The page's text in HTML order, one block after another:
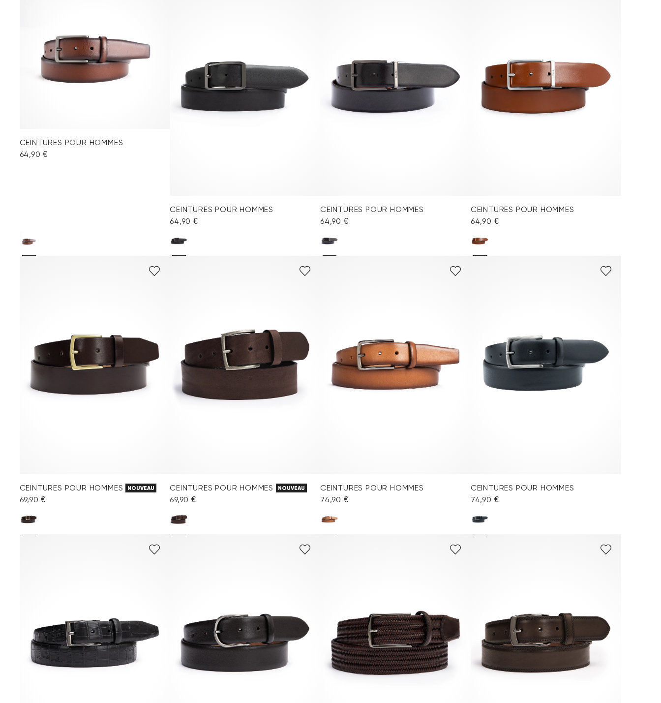
CEINTURES POUR HOMMES
64,90 €
CEINTURES POUR HOMMES
64,90 €
CEINTURES POUR HOMMES
64,90 €
CEINTURES POUR HOMMES
64,90 €
CEINTURES POUR HOMMES NOUVEAU
69,90 €
CEINTURES POUR HOMMES NOUVEAU
69,90 €
CEINTURES POUR HOMMES
74,90 €
CEINTURES POUR HOMMES
74,90 €